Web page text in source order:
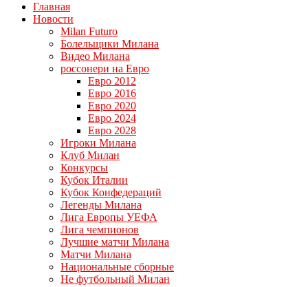
Главная
Новости
Milan Futuro
Болельщики Милана
Видео Милана
россонери на Евро
Евро 2012
Евро 2016
Евро 2020
Евро 2024
Евро 2028
Игроки Милана
Клуб Милан
Конкурсы
Кубок Италии
Кубок Конфедераций
Легенды Милана
Лига Европы УЕФА
Лига чемпионов
Лучшие матчи Милана
Матчи Милана
Национальные сборные
Не футбольный Милан